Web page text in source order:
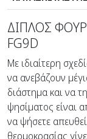
ΔΙΠΛΟΣ
FG9D
Mε ιδιαίτερη
να ανεβάζουν
διάστημα και να
ψησίματος είναι
να ψήσετε
θερμοκρασίας